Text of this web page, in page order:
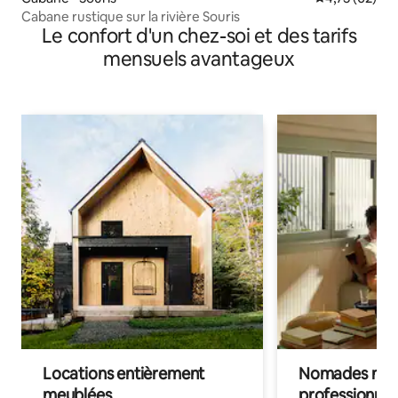
Cabane rustique sur la rivière Souris
Le confort d'un chez-soi et des tarifs
mensuels avantageux
Locations entièrement
Nomades